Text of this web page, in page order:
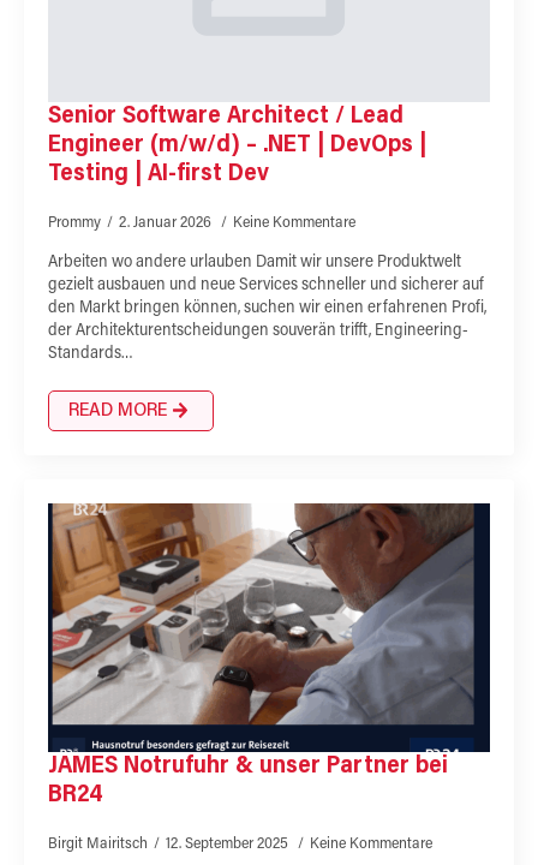
Senior Software Architect / Lead
Engineer (m/w/d) – .NET | DevOps |
Testing | AI-first Dev
Prommy 2. Januar 2026 Keine Kommentare
Arbeiten wo andere urlauben Damit wir unsere Produktwelt
gezielt ausbauen und neue Services schneller und sicherer auf
den Markt bringen können, suchen wir einen erfahrenen Profi,
der Architekturentscheidungen souverän trifft, Engineering-
Standards…
READ MORE
JAMES Notrufuhr & unser Partner bei
BR24
Birgit Mairitsch 12. September 2025 Keine Kommentare